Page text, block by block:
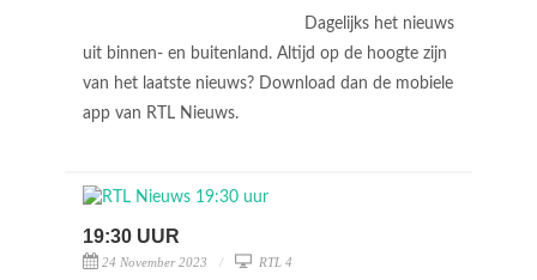
Dagelijks het nieuws
uit binnen- en buitenland. Altijd op de hoogte zijn
van het laatste nieuws? Download dan de mobiele
app van RTL Nieuws.
19:30 UUR
24 November 2023 RTL 4